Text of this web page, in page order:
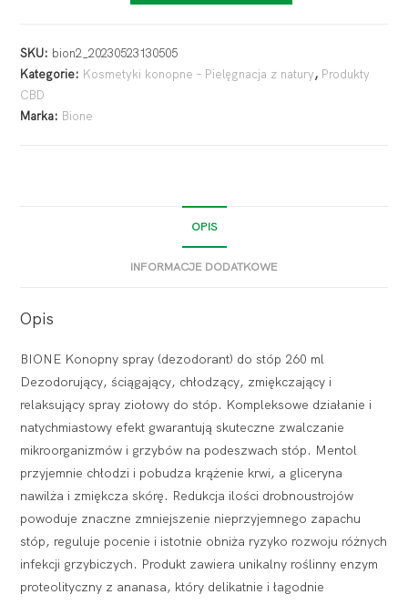
SKU: bion2_20230523130505
Kategorie: Kosmetyki konopne – Pielęgnacja z natury, Produkty
CBD
Marka: Bione
OPIS
INFORMACJE DODATKOWE
Opis
BIONE Konopny spray (dezodorant) do stóp 260 ml
Dezodorujący, ściągający, chłodzący, zmiękczający i
relaksujący spray ziołowy do stóp. Kompleksowe działanie i
natychmiastowy efekt gwarantują skuteczne zwalczanie
mikroorganizmów i grzybów na podeszwach stóp. Mentol
przyjemnie chłodzi i pobudza krążenie krwi, a gliceryna
nawilża i zmiękcza skórę. Redukcja ilości drobnoustrojów
powoduje znaczne zmniejszenie nieprzyjemnego zapachu
stóp, reguluje pocenie i istotnie obniża ryzyko rozwoju różnych
infekcji grzybiczych. Produkt zawiera unikalny roślinny enzym
proteolityczny z ananasa, który delikatnie i łagodnie